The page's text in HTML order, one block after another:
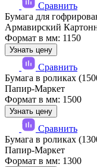
Сравнить
Бумага для
Армавирский
Формат в мм: 1150
Узнать цену
Сравнить
Бумага в роликах
Папир-Маркет
Формат в мм: 1500
Узнать цену
Сравнить
Бумага в роликах
Папир-Маркет
Формат в мм: 1300